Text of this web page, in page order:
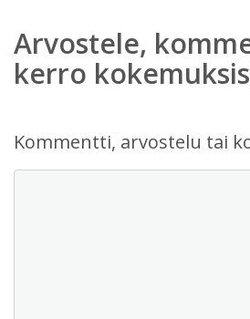
Arvostele,
kerro
Kommentti, arvostelu tai